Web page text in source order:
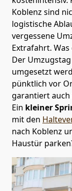
Koblenz sind
logistische
vergessene
Extrafahrt.
Der
umgesetzt
pünktlich vor
garantiert auch
Ein kleiner
mit den
nach Koblenz
Haustür